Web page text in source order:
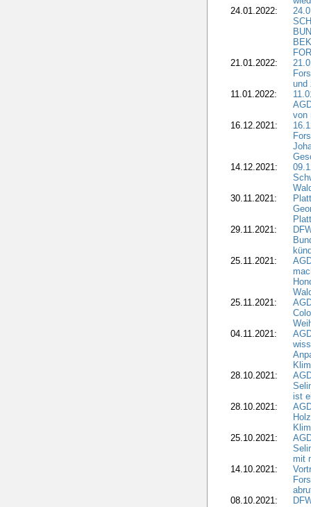
24.01.2022:
21.01.2022:
und
11.01.2022:
von
16.12.2021:
14.12.2021:
30.11.2021:
29.11.2021:
25.11.2021:
25.11.2021:
04.11.2021:
28.10.2021:
ist
28.10.2021:
25.10.2021:
mit
14.10.2021:
08.10.2021: